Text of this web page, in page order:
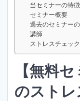
当セミナーの特徴
セミナー概要
過去のセミナー
講師
ストレスチェッ
【無料
のスト